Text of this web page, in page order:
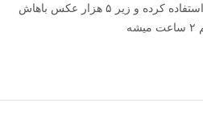
طرف ادعا داره ۴ ماه از دوربین استفاده کرده و زیر ۵ هزار عکس باهاش